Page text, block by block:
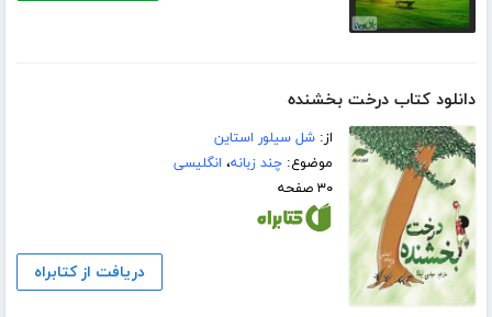
دانلود کتاب درخت بخشنده
از:شل سیلور استاین
موضوع:چند زبانه، انگلیسی
۳۰ صفحه
دریافت از کتابراه